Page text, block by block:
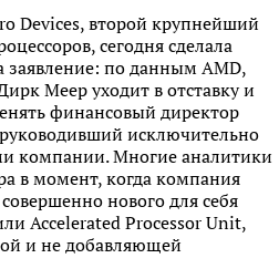
Devices, второй крупнейший
сегодня сделала
по данным AMD,
Меер уходит в отставку и
финансовый директор
исключительно
компании. Многие аналитики
в момент, когда компания
нового для себя
Accelerated Processor Unit,
и не добавляющей